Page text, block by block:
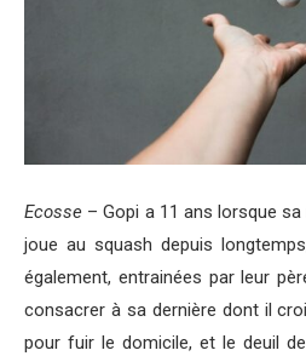
Ecosse – Gopi a 11 ans lorsque
joue au squash depuis
également, entrainées par leur
consacrer à sa dernière dont il
pour fuir le domicile, et le deuil